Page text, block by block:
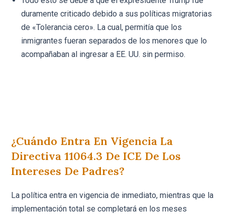
duramente criticado debido a sus políticas migratorias
de «Tolerancia cero». La cual, permitía que los
inmigrantes fueran separados de los menores que lo
acompañaban al ingresar a EE. UU. sin permiso.
¿Cuándo Entra En Vigencia La
Directiva 11064.3 De ICE De Los
Intereses De Padres?
La política entra en vigencia de inmediato, mientras que la
implementación total se completará en los meses